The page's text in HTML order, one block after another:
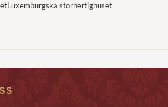
Luxemburgska storhertighuset